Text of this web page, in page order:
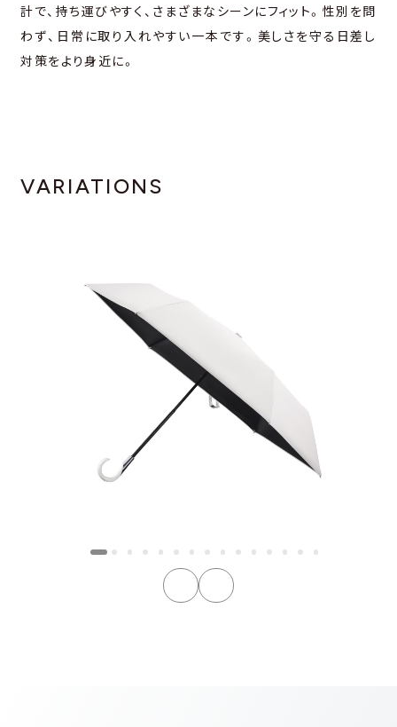
計で、持ち運びやすく、さまざまなシーンにフィット。性別を問
わず、⽇常に取り⼊れやすい⼀本です。美しさを守る⽇差し
対策をより⾝近に。
VARIATIONS